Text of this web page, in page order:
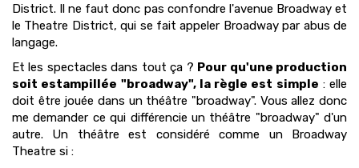
District. Il ne faut donc pas confondre l'avenue Broadway et
le Theatre District, qui se fait appeler Broadway par abus de
langage.
Et les spectacles dans tout ça ? Pour qu'une production
soit estampillée "broadway", la règle est simple : elle
doit être jouée dans un théâtre "broadway". Vous allez donc
me demander ce qui différencie un théâtre "broadway" d'un
autre. Un théâtre est considéré comme un Broadway
Theatre si :